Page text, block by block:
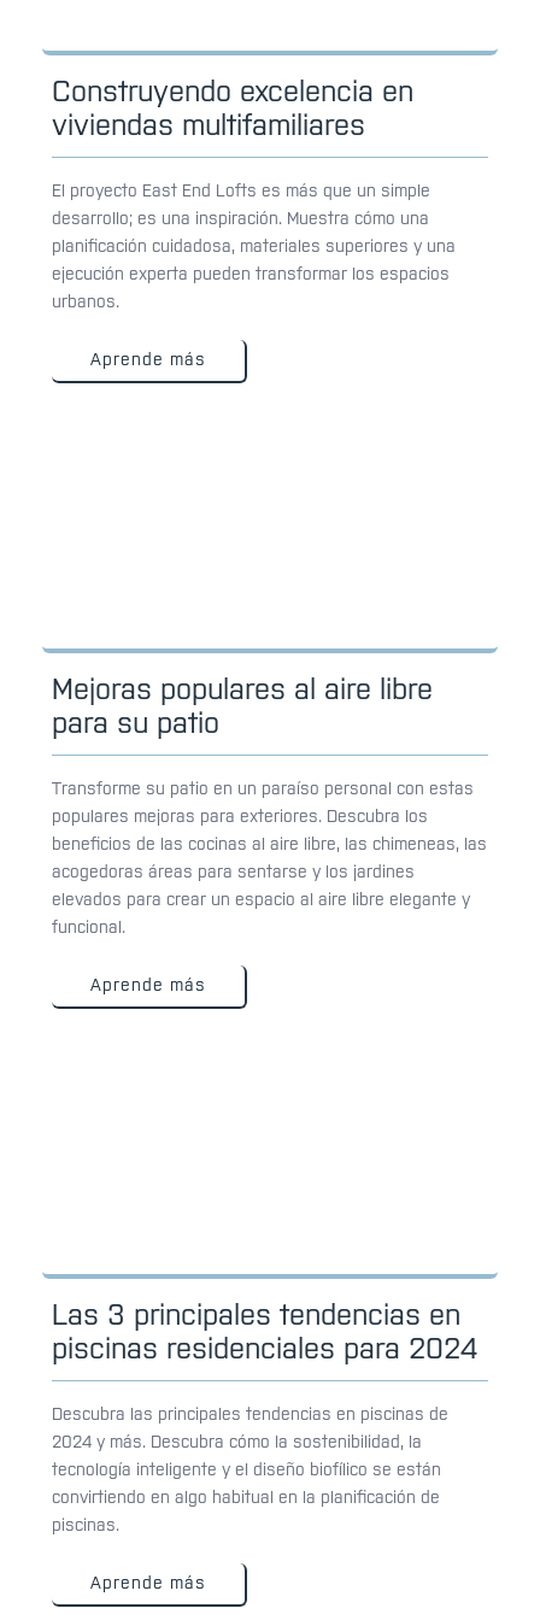
Construyendo excelencia en
viviendas multifamiliares
El proyecto East End Lofts es más que un simple
desarrollo; es una inspiración. Muestra cómo una
planificación cuidadosa, materiales superiores y una
ejecución experta pueden transformar los espacios
urbanos.
Aprende más
Mejoras populares al aire libre
para su patio
Transforme su patio en un paraíso personal con estas
populares mejoras para exteriores. Descubra los
beneficios de las cocinas al aire libre, las chimeneas, las
acogedoras áreas para sentarse y los jardines
elevados para crear un espacio al aire libre elegante y
funcional.
Aprende más
Las 3 principales tendencias en
piscinas residenciales para 2024
Descubra las principales tendencias en piscinas de
2024 y más. Descubra cómo la sostenibilidad, la
tecnología inteligente y el diseño biofílico se están
convirtiendo en algo habitual en la planificación de
piscinas.
Aprende más